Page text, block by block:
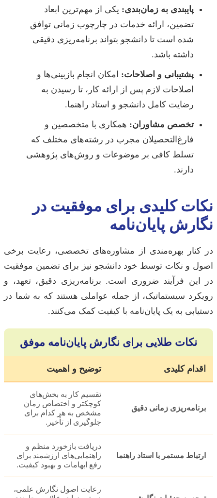
پایبندی به زمان‌بندی: یکی از مهم‌ترین ابعاد
تضمین، ارائه خدمات در چارچوب زمانی توافق
شده است تا دانشجو بتواند برنامه‌ریزی دقیقی
داشته باشد.
پشتیبانی و اصلاحات: امکان انجام بازبینی‌ها و
اصلاحات لازم پس از ارائه کار، تا رسیدن به
رضایت کامل دانشجو و استاد راهنما.
تخصص مشاوران: همکاری با متخصصین و
فارغ‌التحصیلان مجرب در رشته‌های مختلف که
تسلط کافی بر موضوعات و روش‌های پژوهشی
دارند.
نکات کلیدی برای موفقیت در
نگارش پایان‌نامه
در کنار بهره‌مندی از مشاوره‌های تخصصی، رعایت برخی
اصول و نکات توسط خود دانشجو نیز برای تضمین موفقیت
در این فرآیند ضروری است. برنامه‌ریزی دقیق، تعهد، و
رویکرد سیستماتیک، از جمله عواملی هستند که به شما در
دستیابی به یک پایان‌نامه با کیفیت کمک می‌کنند.
نکات طلایی برای نگارش پایان‌نامه موفق
اقدام کلیدی توضیح و اهمیت
برنامه‌ریزی زمانی دقیق
تقسیم کار به بخش‌های
کوچکتر و اختصاص زمان
مشخص به هر کدام برای
جلوگیری از تأخیر.
ارتباط مستمر با استاد راهنما
دریافت بازخورد منظم و
راهنمایی‌های ارزشمند برای
رفع ابهامات و بهبود کیفیت.
رعایت اصول نگارش علمی،